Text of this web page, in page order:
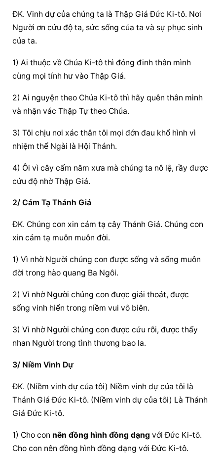
ĐK. Vinh dự của chúng ta là Thập Giá Đức Ki-tô. Nơi
Người ơn cứu độ ta, sức sống của ta và sự phục sinh
của ta.
1) Ai thuộc về Chúa Ki-tô thì đóng đinh thân mình
cùng mọi tính hư vào Thập Giá.
2) Ai nguyện theo Chúa Ki-tô thì hãy quên thân mình
và nhận vác Thập Tự theo Chúa.
3) Tôi chịu nơi xác thân tôi mọi đớn đau khổ hình vì
nhiệm thể Ngài là Hội Thánh.
4) Ôi vì cây cấm năm xưa mà chúng ta nô lệ, rầy được
cứu độ nhờ Thập Giá.
2/ Cảm Tạ Thánh Giá
ĐK. Chúng con xin cảm tạ cây Thánh Giá. Chúng con
xin cảm tạ muôn muôn đời.
1) Vì nhờ Người chúng con được sống và sống muôn
đời trong hào quang Ba Ngôi.
2) Vì nhờ Người chúng con được giải thoát, được
sống vinh hiển trong niềm vui vô biên.
3) Vì nhờ Người chúng con được cứu rỗi, được thấy
nhan Người trong tình thương bao la.
3/ Niềm Vinh Dự
ĐK. (Niềm vinh dự của tôi) Niềm vinh dự của tôi là
Thánh Giá Đức Ki-tô. (Niềm vinh dự của tôi) Là Thánh
Giá Đức Ki-tô.
1) Cho con nên đồng hình đồng dạng với Đức Ki-tô.
Cho con nên đồng hình đồng dạng với Đức Ki-tô.